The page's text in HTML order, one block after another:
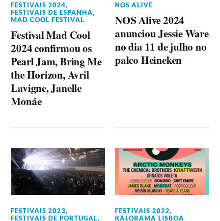
FESTIVAIS 2024,
FESTIVAIS DE ESPANHA,
MAD COOL FESTIVAL
Festival Mad Cool
2024 confirmou os
Pearl Jam, Bring Me
the Horizon, Avril
Lavigne, Janelle
Monáe
NOS ALIVE
NOS Alive 2024
anunciou Jessie Ware
no dia 11 de julho no
palco Heineken
FESTIVAIS 2023,
FESTIVAIS DE PORTUGAL,
FESTIVAIS 2022,
KALORAMA LISBOA